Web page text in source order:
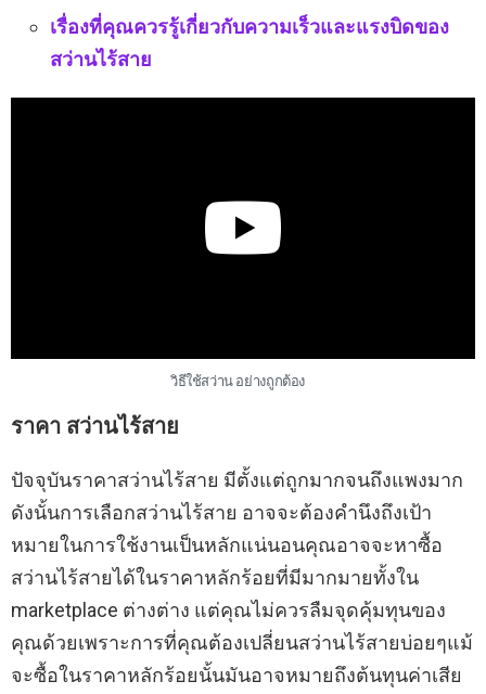
เรื่องที่คุณควรรู้เกี่ยวกับความเร็วและแรงบิดของ
สว่านไร้สาย
วิธีใช้สว่าน อย่างถูกต้อง
ราคา สว่านไร้สาย
ปัจจุบันราคาสว่านไร้สาย มีตั้งแต่ถูกมากจนถึงแพงมาก
ดังนั้นการเลือกสว่านไร้สาย อาจจะต้องคำนึงถึงเป้า
หมายในการใช้งานเป็นหลักแน่นอนคุณอาจจะหาซื้อ
สว่านไร้สายได้ในราคาหลักร้อยที่มีมากมายทั้งใน
marketplace ต่างต่าง แต่คุณไม่ควรลืมจุดคุ้มทุนของ
คุณด้วยเพราะการที่คุณต้องเปลี่ยนสว่านไร้สายบ่อยๆแม้
จะซื้อในราคาหลักร้อยนั้นมันอาจหมายถึงต้นทุนค่าเสีย